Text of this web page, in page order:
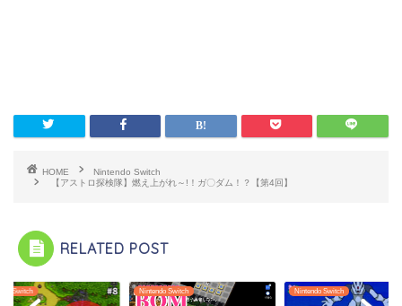
HOME
Nintendo Switch
【アストロ探検隊】燃え上がれ～!！ガ〇ダム！？【第4回】
RELATED POST
Switch Nintendo Switch Nintendo Switch